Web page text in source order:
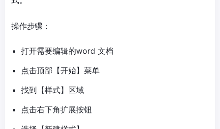
操作步骤：
打开需要编辑的word 文档
点击顶部【开始】菜单
找到【样式】区域
点击右下角扩展按钮